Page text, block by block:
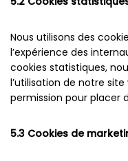
Nous utilisons des
l’expérience des
cookies statistiques,
l’utilisation de notre
permission pour placer
5.3 Cookies de